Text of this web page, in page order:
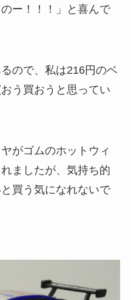
ー！！！」と喜んで
ので、私は216円のベ
う買おうと思ってい
がゴムのホットウィ
ましたが、気持ち的
買う気になれないで